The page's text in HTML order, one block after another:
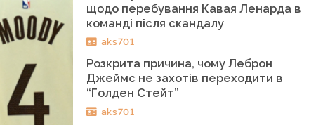
щодо перебування Кавая Ленарда в
команді після скандалу
aks701
Розкрита причина, чому Леброн
Джеймс не захотів переходити в
“Голден Стейт”
aks701